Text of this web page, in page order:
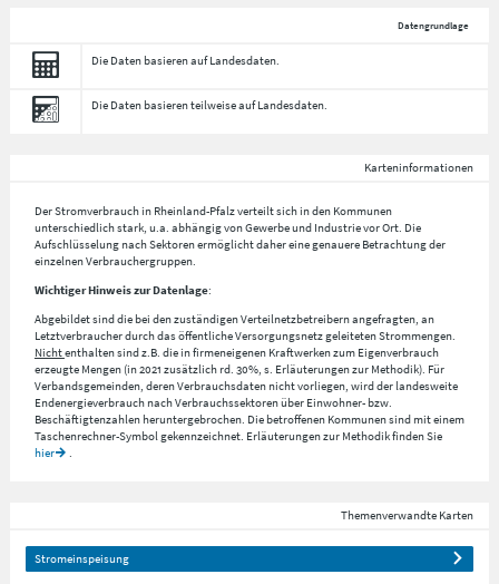
Datengrundlage
Die Daten basieren auf Landesdaten.
Die Daten basieren teilweise auf Landesdaten.
Karteninformationen
Der Stromverbrauch in Rheinland-Pfalz verteilt sich in den Kommunen
unterschiedlich stark, u.a. abhängig von Gewerbe und Industrie vor Ort. Die
Aufschlüsselung nachSektorenermöglicht daher eine genauere Betrachtung der
einzelnen Verbrauchergruppen.
Wichtiger Hinweis zur Datenlage:
Abgebildet sind die bei den zuständigen Verteilnetzbetreibern angefragten, an
Letztverbraucher durch das öffentliche Versorgungsnetz geleiteten Strommengen.
Nichtenthalten sind z.B. die in firmeneigenen Kraftwerken zum Eigenverbrauch
erzeugte Mengen (in 2021 zusätzlich rd. 30%, s. Erläuterungen zur Methodik). Für
Verbandsgemeinden, deren Verbrauchsdaten nicht vorliegen, wird der landesweite
Endenergieverbrauch nach Verbrauchssektoren über Einwohner- bzw.
Beschäftigtenzahlen heruntergebrochen. Die betroffenen Kommunen sind mit einem
Taschenrechner-Symbol gekennzeichnet. Erläuterungen zur Methodik finden Sie
hier
.
Themenverwandte Karten
Stromeinspeisung